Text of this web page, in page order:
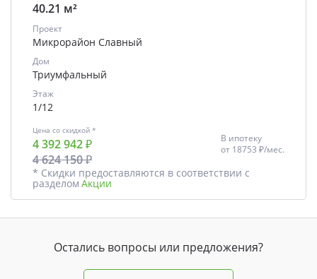
40.21 м²
Проект
Микрорайон Славный
Дом
Триумфальный
Этаж
1/12
Цена со скидкой *
4 392 942 ₽
4 624 150 ₽
В ипотеку
от 18753 ₽/мес.
* Скидки предоставляются в соответствии с
разделом Акции
Остались вопросы или предложения?